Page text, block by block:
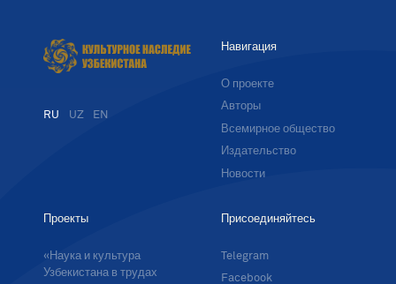
RU UZ EN
Навигация
О проекте
Авторы
Всемирное общество
Издательство
Новости
Проекты
«Наука и культура
Узбекистана в трудах
Присоединяйтесь
Telegram
Facebook